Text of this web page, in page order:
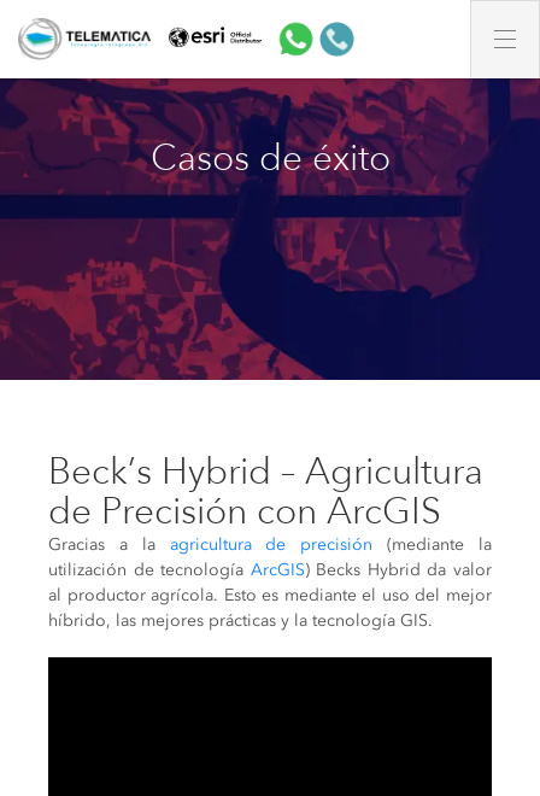
Casos de éxito
Beck’s Hybrid – Agricultura
de Precisión con ArcGIS
Gracias a la agricultura de precisión (mediante la
utilización de tecnología ArcGIS) Becks Hybrid da valor
al productor agrícola. Esto es mediante el uso del mejor
híbrido, las mejores prácticas y la tecnología GIS.